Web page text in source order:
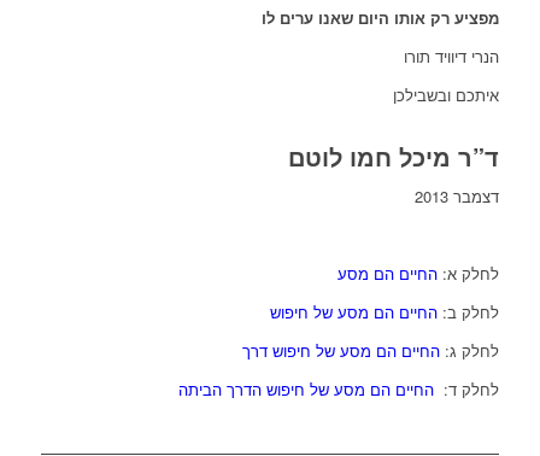
מפציע רק אותו היום שאנו ערים לו
הנרי דיוויד תורו
איתכם ובשבילכן
ד”ר מיכל חמו לוטם
דצמבר 2013
לחלק א: החיים הם מסע
לחלק ב: החיים הם מסע של חיפוש
לחלק ג: החיים הם מסע של חיפוש דרך
לחלק ד: החיים הם מסע של חיפוש הדרך הביתה